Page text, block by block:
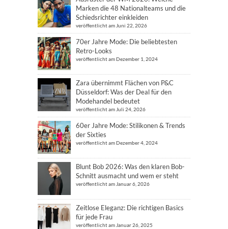
Marken die 48 Nationalteams und die
Schiedsrichter einkleiden
veröffentlicht am Juni 22, 2026
70er Jahre Mode: Die beliebtesten
Retro-Looks
veröffentlicht am Dezember 1, 2024
Zara übernimmt Flächen von P&C
Düsseldorf: Was der Deal für den
Modehandel bedeutet
veröffentlicht am Juli 24, 2026
60er Jahre Mode: Stilikonen & Trends
der Sixties
veröffentlicht am Dezember 4, 2024
Blunt Bob 2026: Was den klaren Bob-
Schnitt ausmacht und wem er steht
veröffentlicht am Januar 6, 2026
Zeitlose Eleganz: Die richtigen Basics
für jede Frau
veröffentlicht am Januar 26, 2025